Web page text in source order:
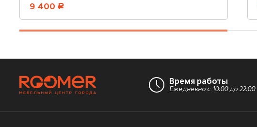
9 400 руб.
Время работы
Ежедневно с 10:00 до 22:00